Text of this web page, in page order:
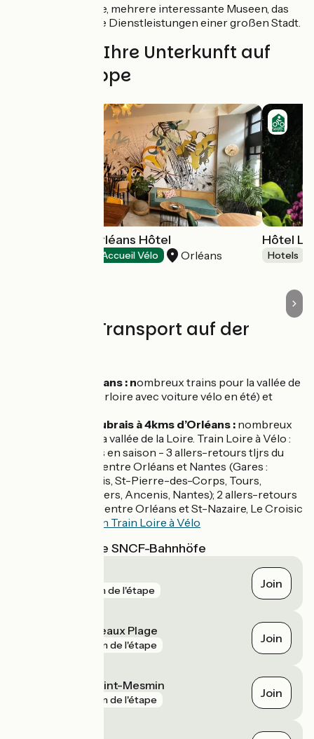
Rue de Bourgogne, mehrere interessante Museen, das
Hôtel Groslot. Alle Dienstleistungen einer großen Stadt.
Finden Sie Ihre Unterkunft auf
dieser Etappe
Urban Jungle Orléans Hôtel
Accueil Vélo Orléans
Hôtel
Hotels
Züge und Transport auf der
Gare d’Orléans : nombreux trains pour la vallée de
la Loire (Interloire avec voiture vélo en été) et
Gare des Aubrais à 4kms d’Orléans : nombreux
trains pour la vallée de la Loire. Train Loire à Vélo :
33 à 50 vélos en saison - 3 allers-retours tljrs du
lun. au vend. entre Orléans et Nantes (Gares :
Orléans, Blois, St-Pierre-des-Corps, Tours,
Saumur, Angers, Ancenis, Nantes); 2 allers-retours
le week-end entre Orléans et St-Nazaire, Le Croisic
Information Train Loire à Vélo
Nächstgelegene SNCF-Bahnhöfe
1 km de l'étape Join
Chaingy Fourneaux Plage
3 km de l'étape Join
La Chapelle-Saint-Mesmin
3 km de l'étape Join